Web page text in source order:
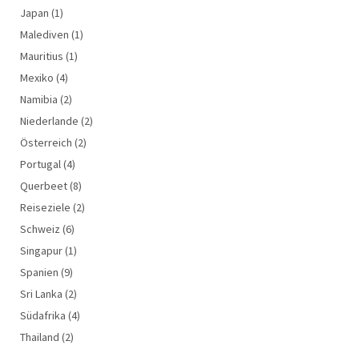
Japan (1)
Malediven (1)
Mauritius (1)
Mexiko (4)
Namibia (2)
Niederlande (2)
Österreich (2)
Portugal(4)
Querbeet(8)
Reiseziele (2)
Schweiz (6)
Singapur(1)
Spanien (9)
Sri Lanka (2)
Südafrika (4)
Thailand (2)